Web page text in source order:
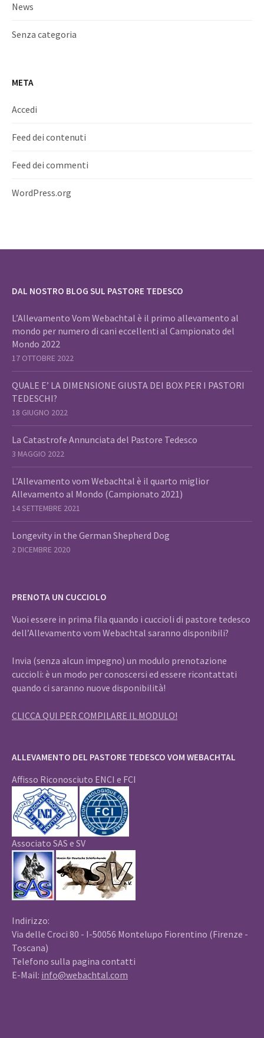
News
Senza categoria
META
Accedi
Feed dei contenuti
Feed dei commenti
WordPress.org
DAL NOSTRO BLOG SUL PASTORE TEDESCO
L’Allevamento Vom Webachtal è il primo allevamento al
mondo per numero di cani eccellenti al Campionato del
Mondo 2022
17 OTTOBRE 2022
QUALE E’ LA DIMENSIONE GIUSTA DEI BOX PER I PASTORI
TEDESCHI?
18 GIUGNO 2022
La Catastrofe Annunciata del Pastore Tedesco
3 MAGGIO 2022
L’Allevamento vom Webachtal è il quarto miglior
Allevamento al Mondo (Campionato 2021)
14 SETTEMBRE 2021
Longevity in the German Shepherd Dog
2 DICEMBRE 2020
PRENOTA UN CUCCIOLO
Vuoi essere in prima fila quando i cuccioli di pastore tedesco
dell’Allevamento vom Webachtal saranno disponibili?
Invia (senza alcun impegno) un modulo prenotazione
cuccioli: è un modo per conoscersi ed essere ricontattati
quando ci saranno nuove disponibilità!
CLICCA QUI PER COMPILARE IL MODULO!
ALLEVAMENTO DEL PASTORE TEDESCO VOM WEBACHTAL
Affisso Riconosciuto ENCI e FCI
Associato SAS e SV
Indirizzo:
Via delle Croci 80 - I-50056 Montelupo Fiorentino (Firenze -
Toscana)
Telefono sulla pagina contatti
E-Mail: info@webachtal.com